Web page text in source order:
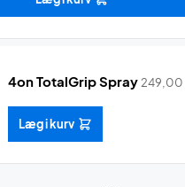
4on TotalGrip Spray 249,00
Læg i kurv